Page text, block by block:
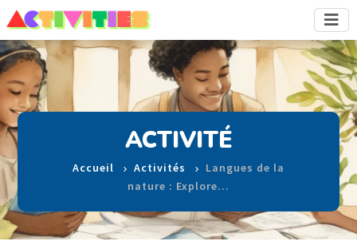
ACTIVITÉ
Accueil Activités
Langues de la
nature : Explore…